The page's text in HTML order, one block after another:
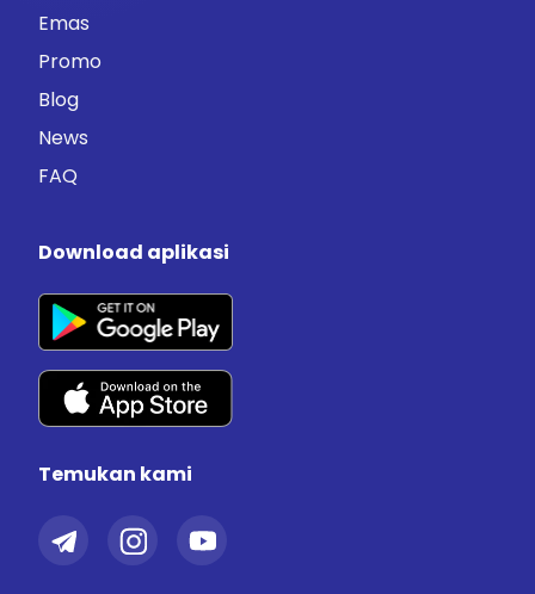
Emas
Promo
Blog
News
FAQ
Download aplikasi
Temukan kami